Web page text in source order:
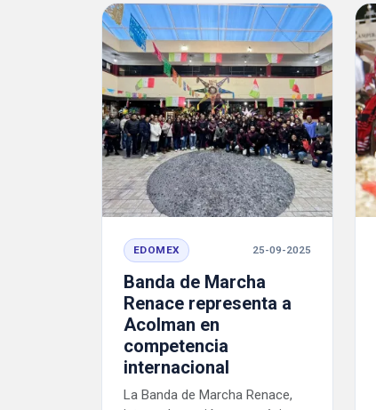
EDOMEX 25-09-2025
Banda de Marcha
Renace representa a
Acolman en
competencia
internacional
La Banda de Marcha Renace,